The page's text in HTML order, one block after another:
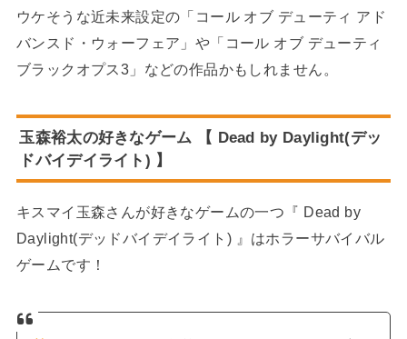
ウケそうな近未来設定の「コール オブ デューティ アド
バンスド・ウォーフェア」や「コール オブ デューティ
ブラックオプス3」などの作品かもしれません。
玉森裕太の好きなゲーム 【 Dead by Daylight(デッ
ドバイデイライト) 】
キスマイ玉森さんが好きなゲームの一つ『 Dead by
Daylight(デッドバイデイライト) 』はホラーサバイバル
ゲームです！